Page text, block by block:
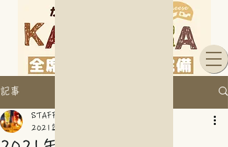
記事
STAFF
2021年9月15日